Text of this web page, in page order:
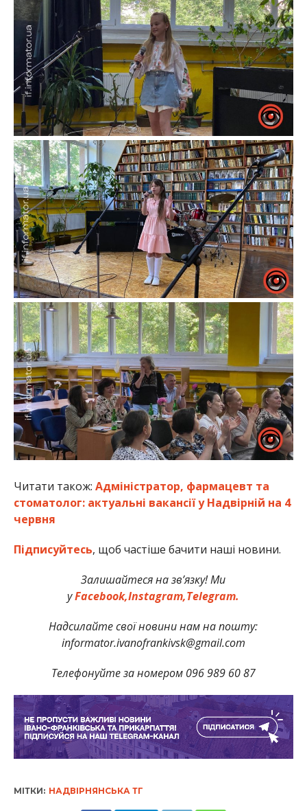
Читати також: Адміністратор, фармацевт та
стоматолог: актуальні вакансії у Надвірній на 4
червня
Підписуйтесь, щоб частіше бачити наші новини.
Залишайтеся на зв’язку! Ми
уFacebook,Instagram,Telegram.
Надсилайте свої новини нам на пошту:
informator.ivanofrankivsk@gmail.com
Телефонуйте за номером 096 989 60 87
МІТКИ: НАДВІРНЯНСЬКА ТГ